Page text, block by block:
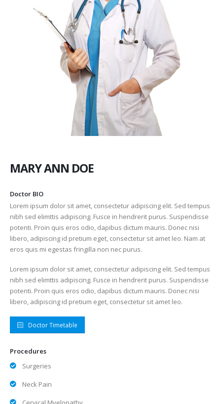
MARY ANN DOE
Doctor BIO
Lorem ipsum dolor sit amet, consectetur adipiscing elit. Sed tempus
nibh sed elimttis adipiscing. Fusce in hendrerit purus. Suspendisse
potenti. Proin quis eros odio, dapibus dictum mauris. Donec nisi
libero, adipiscing id pretium eget, consectetur sit amet leo. Nam at
eros quis mi egestas fringilla non nec purus.
Lorem ipsum dolor sit amet, consectetur adipiscing elit. Sed tempus
nibh sed elimttis adipiscing. Fusce in hendrerit purus. Suspendisse
potenti. Proin quis eros odio, dapibus dictum mauris. Donec nisi
libero, adipiscing id pretium eget, consectetur sit amet leo.
Doctor Timetable
Procedures
Surgeries
Neck Pain